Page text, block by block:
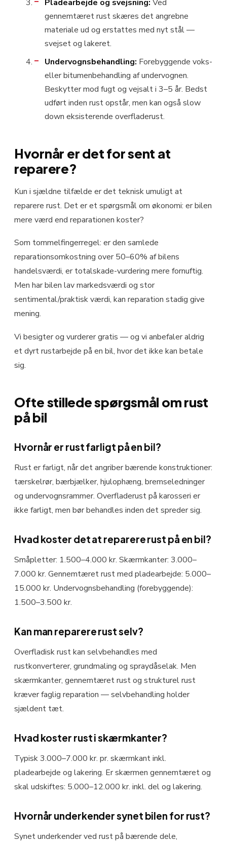
Pladearbejde og svejsning: Ved
gennemtæret rust skæres det angrebne
materiale ud og erstattes med nyt stål —
svejset og lakeret.
Undervognsbehandling: Forebyggende voks-
eller bitumenbehandling af undervognen.
Beskytter mod fugt og vejsalt i 3–5 år. Bedst
udført inden rust opstår, men kan også slow
down eksisterende overfladerust.
Hvornår er det for sent at
reparere?
Kun i sjældne tilfælde er det teknisk umuligt at
reparere rust. Det er et spørgsmål om økonomi: er bilen
mere værd end reparationen koster?
Som tommelfingerregel: er den samlede
reparationsomkostning over 50–60% af bilens
handelsværdi, er totalskade-vurdering mere fornuftig.
Men har bilen lav markedsværdi og stor
sentimental/praktisk værdi, kan reparation stadig give
mening.
Vi besigter og vurderer gratis — og vi anbefaler aldrig
et dyrt rustarbejde på en bil, hvor det ikke kan betale
sig.
Ofte stillede spørgsmål om rust
på bil
Hvornår er rust farligt på en bil?
Rust er farligt, når det angriber bærende konstruktioner:
tærskelrør, bærbjælker, hjulophæng, bremseledninger
og undervognsrammer. Overfladerust på karosseri er
ikke farligt, men bør behandles inden det spreder sig.
Hvad koster det at reparere rust på en bil?
Småpletter: 1.500–4.000 kr. Skærmkanter: 3.000–
7.000 kr. Gennemtæret rust med pladearbejde: 5.000–
15.000 kr. Undervognsbehandling (forebyggende):
1.500–3.500 kr.
Kan man reparere rust selv?
Overfladisk rust kan selvbehandles med
rustkonverterer, grundmaling og spraydåselak. Men
skærmkanter, gennemtæret rust og strukturel rust
kræver faglig reparation — selvbehandling holder
sjældent tæt.
Hvad koster rust i skærmkanter?
Typisk 3.000–7.000 kr. pr. skærmkant inkl.
pladearbejde og lakering. Er skærmen gennemtæret og
skal udskiftes: 5.000–12.000 kr. inkl. del og lakering.
Hvornår underkender synet bilen for rust?
Synet underkender ved rust på bærende dele,